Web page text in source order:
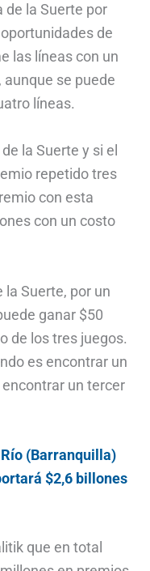
de la Suerte por
de
las líneas con un
se puede
líneas.
la Suerte y si el
repetido tres
con esta
con un costo
la Suerte, por un
ganar $50
de los tres juegos.
es encontrar un
un tercer
(Barranquilla)
$2,6 billones
que en total